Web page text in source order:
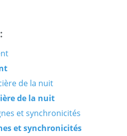
de la nuit
et synchronicités